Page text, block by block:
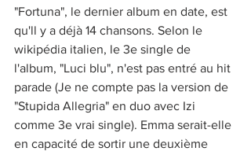
"Fortuna", le dernier album en date, est
qu'll y a déjà 14 chansons. Selon le
wikipédia italien, le 3e single de
l'album, "Luci blu", n'est pas entré au hit
parade (Je ne compte pas la version de
"Stupida Allegria" en duo avec Izi
comme 3e vrai single). Emma serait-elle
en capacité de sortir une deuxième